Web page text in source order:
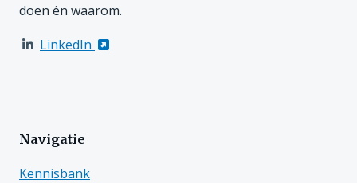
doen én waarom.
LinkedIn
Navigatie
Kennisbank